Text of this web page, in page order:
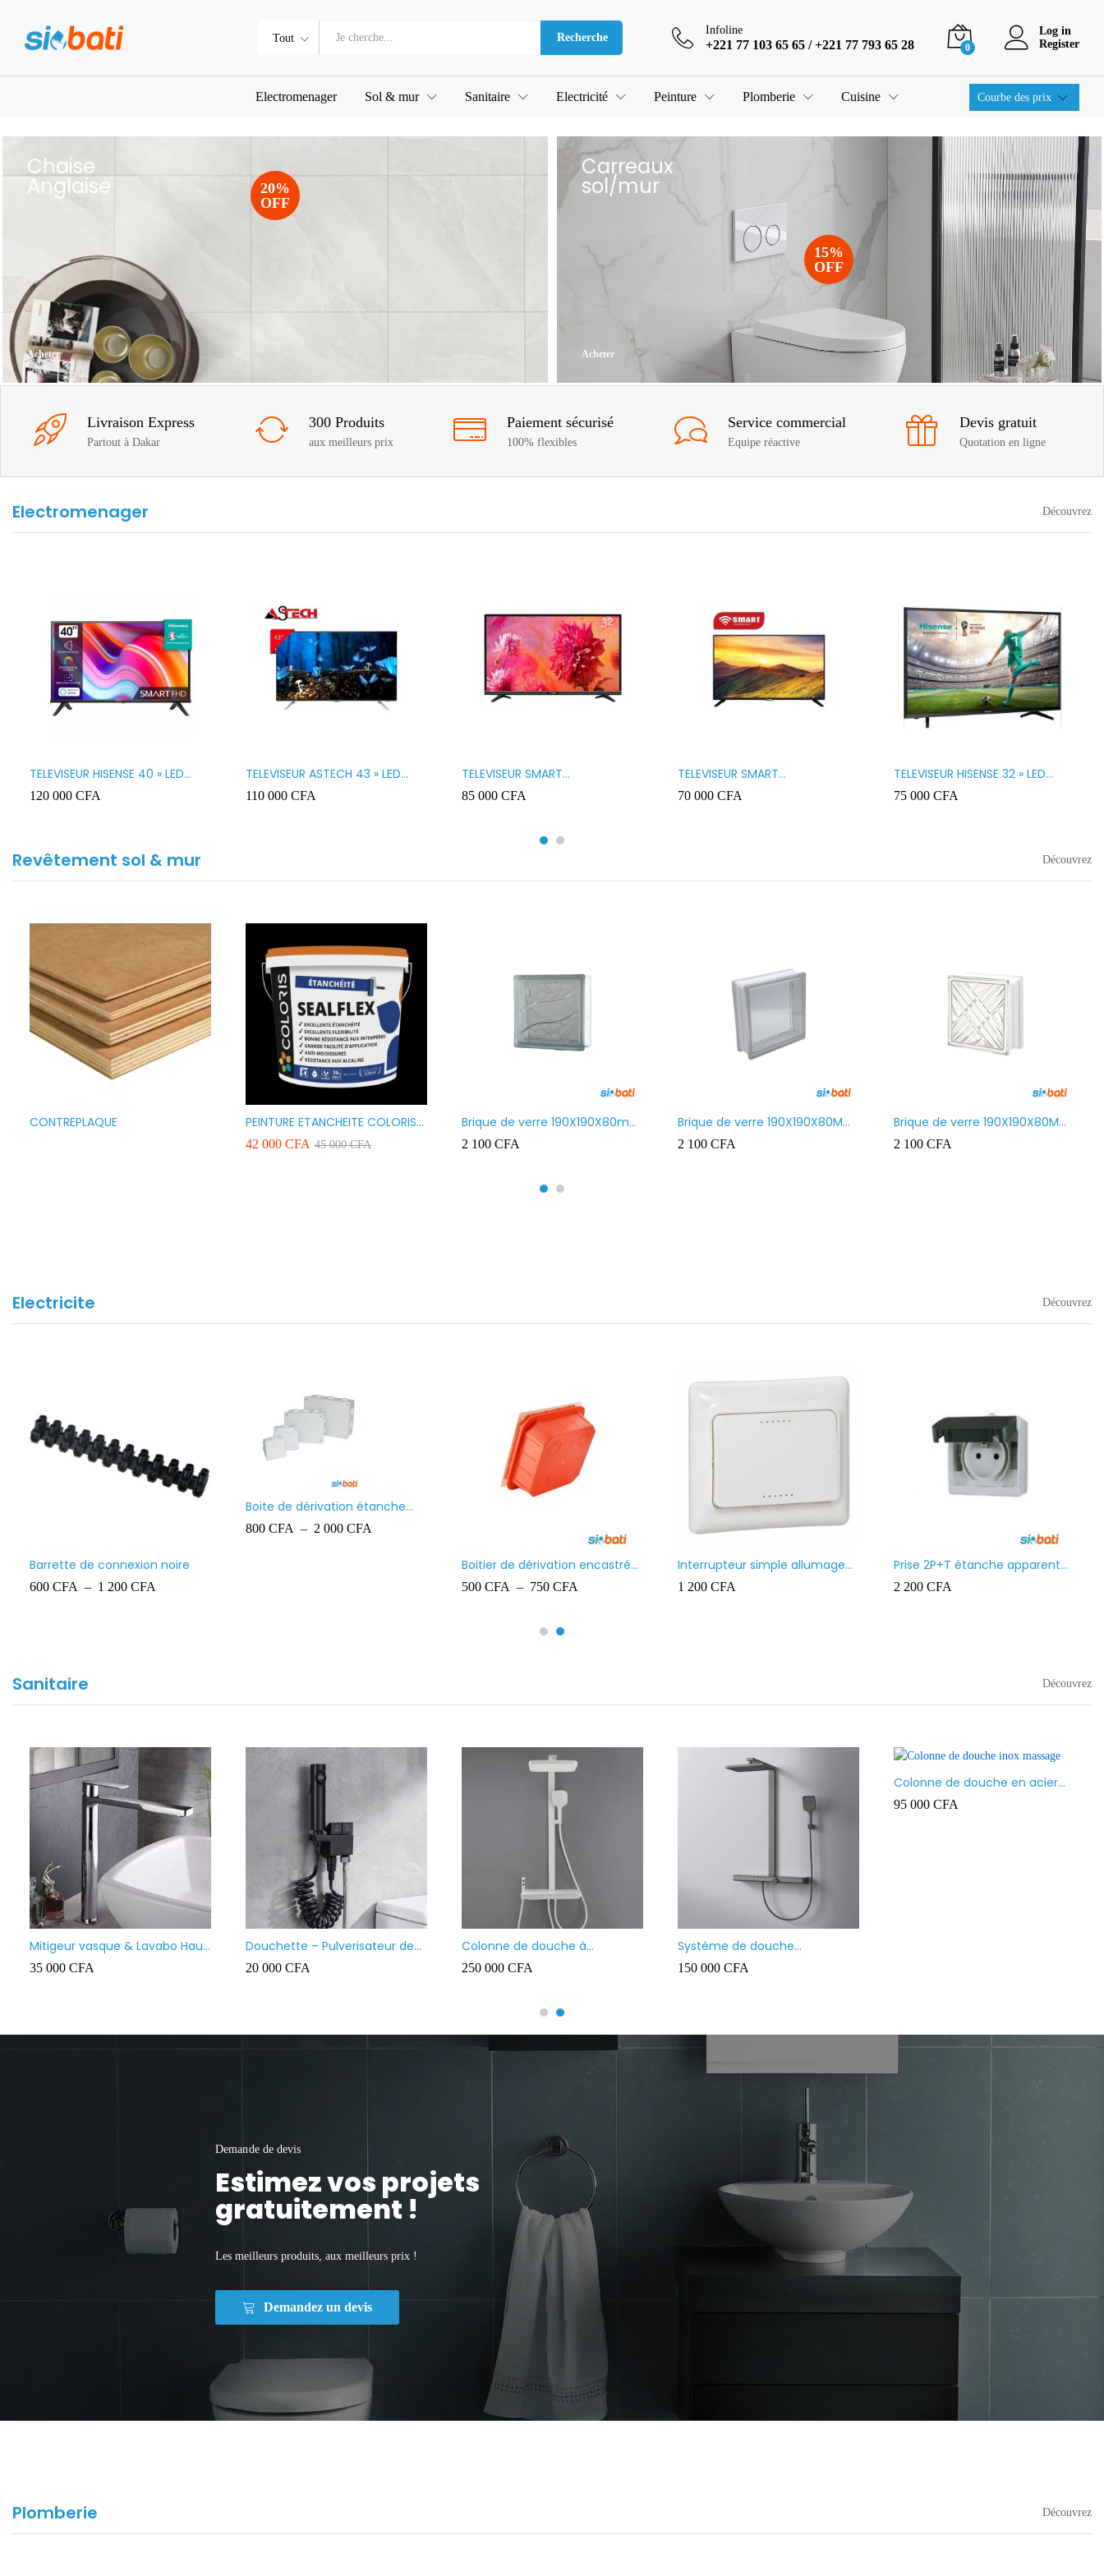
Tout Recherche
Infoline
+221 77 103 65 65 / +221 77 793 65 28 0
Log in
Register
Electromenager Sol & mur Sanitaire Electricité Peinture Plomberie Cuisine Courbe des prix
Chaise
Anglaise
Acheter
20%
OFF
Carreaux
sol/mur
Acheter
15%
OFF
Livraison Express
Partout à Dakar
300 Produits
aux meilleurs prix
Paiement sécurisé
100% flexibles
Service commercial
Equipe réactive
Devis gratuit
Quotation en ligne
Electromenager Découvrez
TELEVISEUR HISENSE 40 » LED
SMART VIDAA 40A4K
120 000 CFA
TELEVISEUR ASTECH 43 » LED
43OD15
110 000 CFA
TELEVISEUR SMART
TECHNOLOGY 32 » SMART
32STT5032SA
85 000 CFA
TELEVISEUR SMART
TECHNOLOGY 32 LED STT3200K
70 000 CFA
TELEVISEUR HISENSE 32 » LED
32A5200
75 000 CFA
Revêtement sol & mur Découvrez
CONTREPLAQUE
PEINTURE ETANCHEITE COLORIS
SEAFLEX 20KG COULEUR ROUGE
BLANC VERT ET GRIS
42 000 CFA 45 000CFA
Brique de verre 190X190X80mm
motif vague x bulles
2 100 CFA
Brique de verre 190X190X80MM
Transparent
2 100 CFA
Brique de verre 190X190X80MM
CROSS
2 100 CFA
Electricite Découvrez
Grillage avertisseur 100 mètres
11 000CFA
Paquet de chevilles en
plastique Ingelec – 8
700 CFA
Projecteur led
10 000CFA
Sanitaire Découvrez
Lavabo meuble salle de bain
suspendu
130 000
Vasque à poser carré
35 000CFA
Vasque à poser noir mate
35 000CFA
Vasque à poser rectangulaire
noir mate
40 000CFA
Demande de devis
Estimez vos projets
gratuitement !
Les meilleurs produits, aux meilleurs prix !
Demandez un devis
Plomberie Découvrez